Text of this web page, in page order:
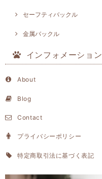
セーフティバックル
金属バックル
インフォメーション
About
Blog
Contact
プライバシーポリシー
特定商取引法に基づく表記